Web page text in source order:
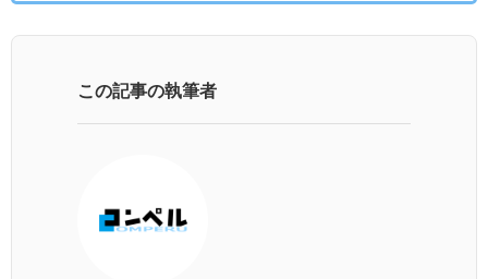
この記事の執筆者